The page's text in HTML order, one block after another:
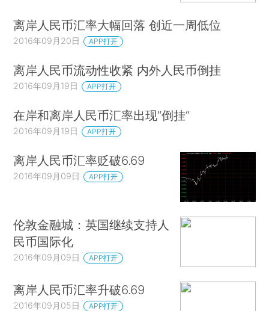
离岸人民币汇率大幅回落 创近一周低位
2016年09月20日 APP打开
离岸人民币流动性收紧 内外人民币倒挂
2016年09月19日 APP打开
在岸和离岸人民币汇率出现“倒挂”
2016年09月19日 APP打开
离岸人民币汇率贬破6.69
2016年09月09日 APP打开
伦敦金融城：英国继续支持人
民币国际化
2016年09月09日 APP打开
离岸人民币汇率升破6.69
2016年09月05日 APP打开